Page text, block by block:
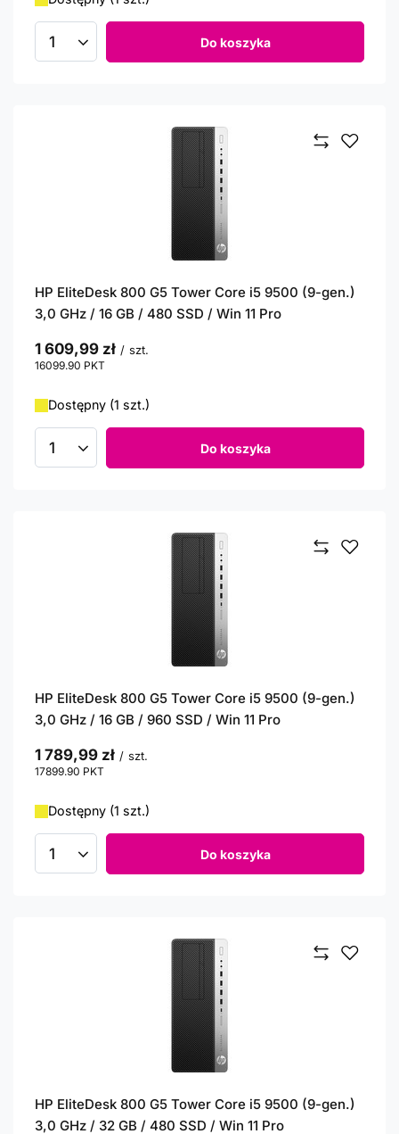
Ilość produktów Do koszyka
HP EliteDesk 800 G5 Tower Core i5 9500 (9-gen.)
3,0 GHz / 16 GB / 480 SSD / Win 11 Pro
1 609,99 zł / szt.
16099.90 PKT
Dostępny (1 szt.)
Ilość produktów Do koszyka
HP EliteDesk 800 G5 Tower Core i5 9500 (9-gen.)
3,0 GHz / 16 GB / 960 SSD / Win 11 Pro
1 789,99 zł / szt.
17899.90 PKT
Dostępny (1 szt.)
Ilość produktów Do koszyka
HP EliteDesk 800 G5 Tower Core i5 9500 (9-gen.)
3,0 GHz / 32 GB / 480 SSD / Win 11 Pro